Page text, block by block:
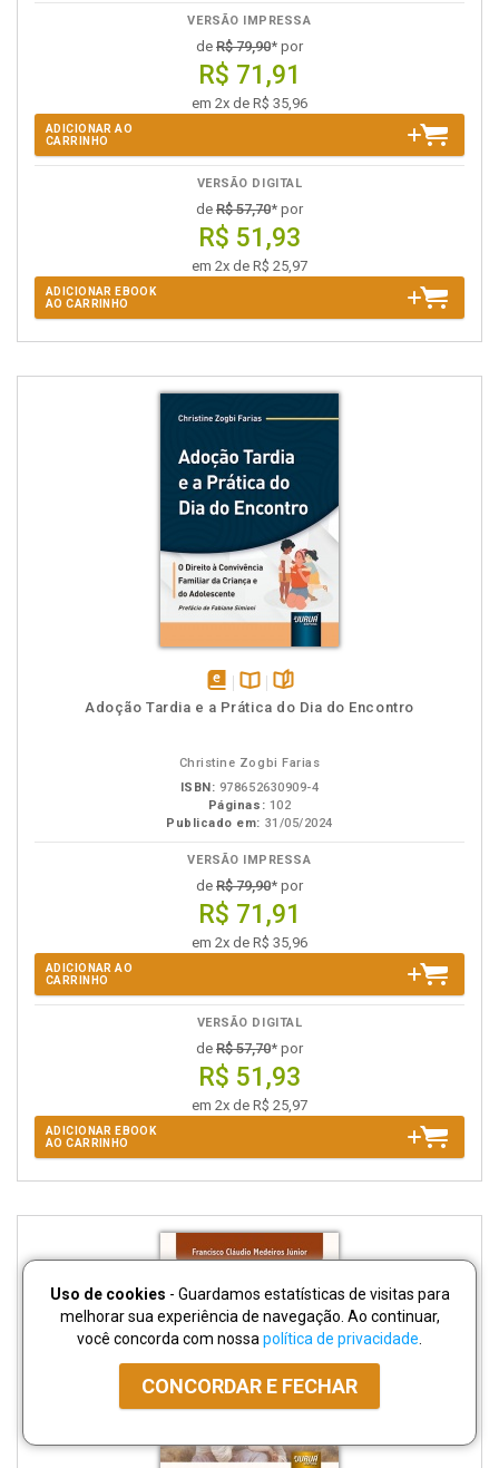
VERSÃO IMPRESSA
de R$ 79,90* por
R$ 71,91
em 2x de R$ 35,96
ADICIONAR AO
CARRINHO
VERSÃO DIGITAL
de R$ 57,70* por
R$ 51,93
em 2x de R$ 25,97
ADICIONAR EBOOK
AO CARRINHO
disponívelDisponível
páginas
Adoção Tardia e a Prática do Dia do Encontro
Christine Zogbi Farias
ISBN: 978652630909-4
Páginas: 102
Publicado em: 31/05/2024
VERSÃO IMPRESSA
de R$ 79,90* por
R$ 71,91
em 2x de R$ 35,96
ADICIONAR AO
CARRINHO
VERSÃO DIGITAL
de R$ 57,70* por
R$ 51,93
em 2x de R$ 25,97
ADICIONAR EBOOK
AO CARRINHO
Uso de cookies - Guardamos estatísticas de visitas para
melhorar sua experiência de navegação. Ao continuar,
você concorda com nossa política de privacidade
CONCORDAR E FECHAR